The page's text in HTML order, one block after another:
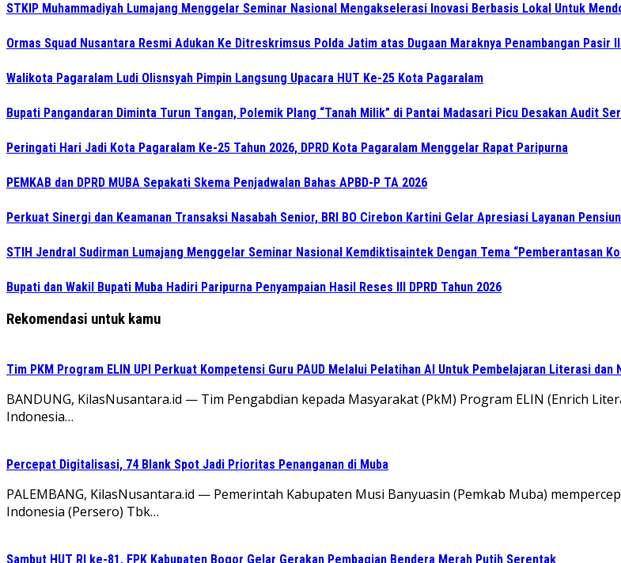
STKIP Muhammadiyah Lumajang Menggelar Seminar Nasional Mengakselerasi Inovasi Berbasis Lokal Untuk
Ormas Squad Nusantara Resmi Adukan Ke Ditreskrimsus Polda Jatim atas Dugaan Maraknya Penambangan Pasir
Walikota Pagaralam Ludi Olisnsyah Pimpin Langsung Upacara HUT Ke-25 Kota Pagaralam
Bupati Pangandaran Diminta Turun Tangan, Polemik Plang “Tanah Milik” di Pantai Madasari Picu Desakan Audit
Peringati Hari Jadi Kota Pagaralam Ke-25 Tahun 2026, DPRD Kota Pagaralam Menggelar Rapat Paripurna
PEMKAB dan DPRD MUBA Sepakati Skema Penjadwalan Bahas APBD-P TA 2026
Perkuat Sinergi dan Keamanan Transaksi Nasabah Senior, BRI BO Cirebon Kartini Gelar Apresiasi Layanan
STIH Jendral Sudirman Lumajang Menggelar Seminar Nasional Kemdiktisaintek Dengan Tema “Pemberantasan
Bupati dan Wakil Bupati Muba Hadiri Paripurna Penyampaian Hasil Reses III DPRD Tahun 2026
Rekomendasi untuk kamu
Tim PKM Program ELIN UPI Perkuat Kompetensi Guru PAUD Melalui Pelatihan AI Untuk Pembelajaran Literasi dan
BANDUNG, KilasNusantara.id — Tim Pengabdian kepada Masyarakat (PkM) Program ELIN (Enrich
Indonesia…
Percepat Digitalisasi, 74 Blank Spot Jadi Prioritas Penanganan di Muba
PALEMBANG, KilasNusantara.id — Pemerintah Kabupaten Musi Banyuasin (Pemkab Muba)
Indonesia (Persero) Tbk…
Sambut HUT RI ke-81, FPK Kabupaten Bogor Gelar Gerakan Pembagian Bendera Merah Putih Serentak